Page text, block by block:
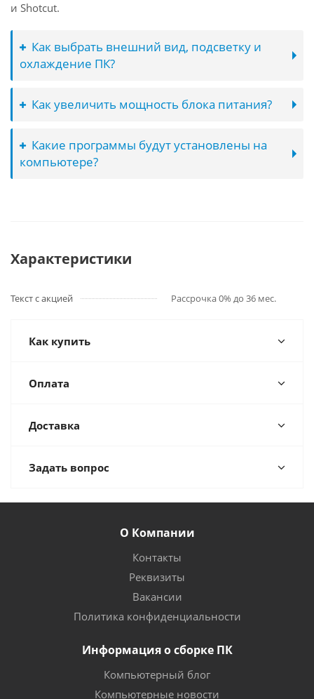
и Shotcut.
Как выбрать внешний вид, подсветку и
охлаждение ПК?
Как увеличить мощность блока питания?
Какие программы будут установлены на
компьютере?
Характеристики
Текст с акцией Рассрочка 0% до 36 мес.
Как купить
Оплата
Доставка
Задать вопрос
О Компании
Контакты
Реквизиты
Вакансии
Политика конфиденциальности
Информация о сборке ПК
Компьютерный блог
Компьютерные новости